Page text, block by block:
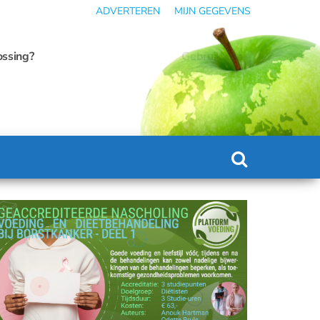
ADVERTEREN MIJN GEGEVENS